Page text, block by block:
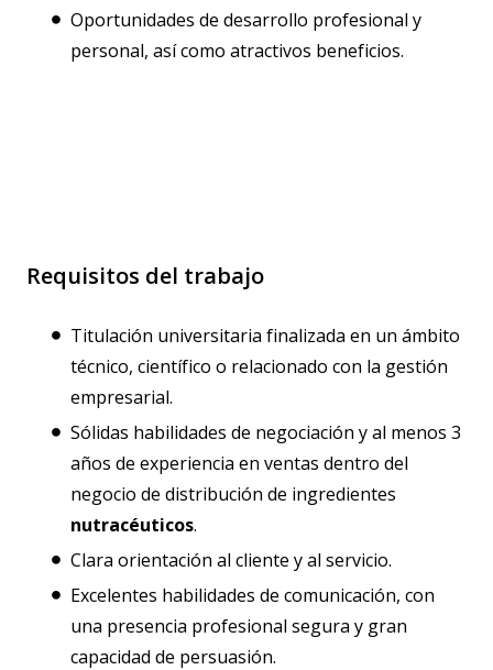
Oportunidades de desarrollo profesional y
personal, así como atractivos beneficios.
Requisitos del trabajo
Titulación universitaria finalizada en un ámbito
técnico, científico o relacionado con la gestión
empresarial.
Sólidas habilidades de negociación y al menos 3
años de experiencia en ventas dentro del
negocio de distribución de ingredientes
nutracéuticos.
Clara orientación al cliente y al servicio.
Excelentes habilidades de comunicación, con
una presencia profesional segura y gran
capacidad de persuasión.